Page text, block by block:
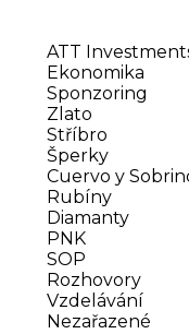
ATT
Ekonomika
Sponzoring
Zlato
Stříbro
Šperky
Cuervo y
Rubíny
Diamanty
PNK
SOP
Rozhovory
Vzdelávání
Nezařazené